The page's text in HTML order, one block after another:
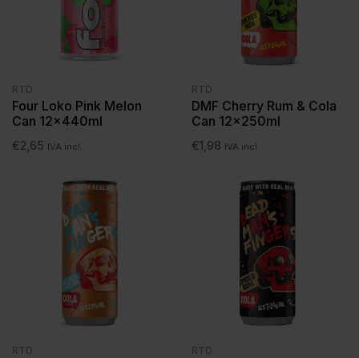
RTD
Four Loko Pink Melon
Can 12x440ml
€2,65 IVA incl.
RTD
DMF Cherry Rum & Cola
Can 12x250ml
€1,98 IVA incl.
RTD RTD